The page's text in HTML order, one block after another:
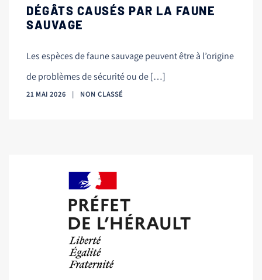
DÉGÂTS CAUSÉS PAR LA FAUNE
SAUVAGE
Les espèces de faune sauvage peuvent être à l’origine
de problèmes de sécurité ou de […]
21 MAI 2026 NON CLASSÉ